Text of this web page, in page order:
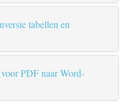
tabellen en
PDF naar Word-